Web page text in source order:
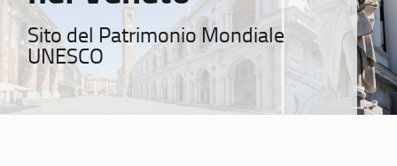
Sito del Patrimonio Mondiale
UNESCO